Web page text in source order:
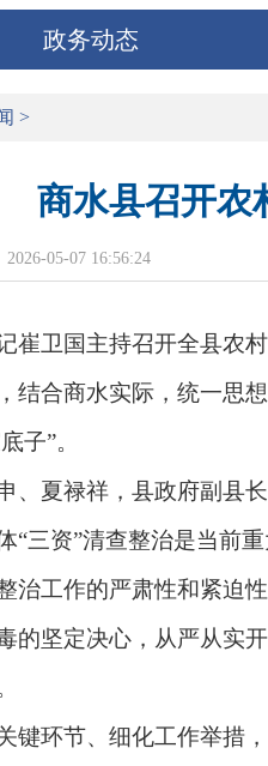
政务动态
>
商水县召开农
2026-05-07 16:56:24
卫国主持召开全县农村
结合商水实际，统一思
子”。
夏禄祥，县政府副县长
资”清查整治是当前重
治工作的严肃性和紧迫
的坚定决心，从严从实
环节、细化工作举措，